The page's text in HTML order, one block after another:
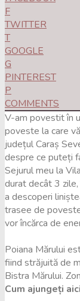
F
TWITTER
T
GOOGLE
G
PINTEREST
P
COMMENTS
V-am povestit în
poveste la care
județul Caraș
despre ce puteți
Sejurul meu la
durat decât 3
a descoperi
trasee de
vor încărca de
Poiana Mărului
fiind străjuită de
Bistra Mărului.
Cum ajungeți